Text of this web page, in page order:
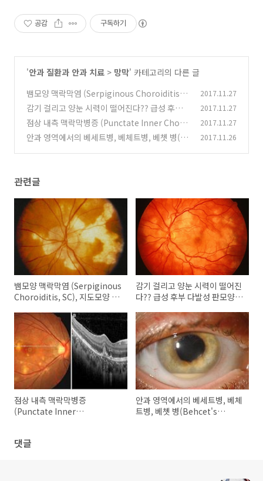
공감 구독하기
'안과 질환과 안과 치료 > 망막' 카테고리의 다른 글
뱀모양 맥락막염 (Serpiginous Choroiditis, S
C), 지도모양 맥락막염(Geographic choroidit
is, GC)
(0)
2017.11.27
감기 걸리고 양눈 시력이 떨어진다?? 급성 후부
다발성 판모양 색소상피증 (Acute Posterior M
ultifocal Placoid Pigment Epitheliopathy,
APMPPE)
2017.11.27
점상 내측 맥락막병증 (Punctate Inner Choro
idopathy, PIC) : 신생혈관(CNV) 발생이 특징적
2017.11.27
안과 영역에서의 베세트병, 베체트병, 베쳇 병(B
2017.11.26
관련글
뱀모양 맥락막염 (Serpiginous
Choroiditis, SC), 지도모양 맥
choroiditis, GC)
감기 걸리고 양눈 시력이 떨어진
다?? 급성 후부 다발성 판모양
Multifocal Placoid Pigment
Epitheliopathy, APMPPE)
점상 내측 맥락막병증
(Punctate Inner
점증후군
안과 영역에서의 베세트병, 베체
트병, 베쳇 병(Behcet's
댓글